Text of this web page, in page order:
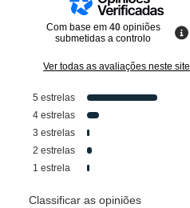
Com base em 40 opiniões
submetidas a controlo
Ver todas as avaliações neste site
5 estrelas
4 estrelas
3 estrelas
2 estrelas
1 estrela
Classificar as opiniões